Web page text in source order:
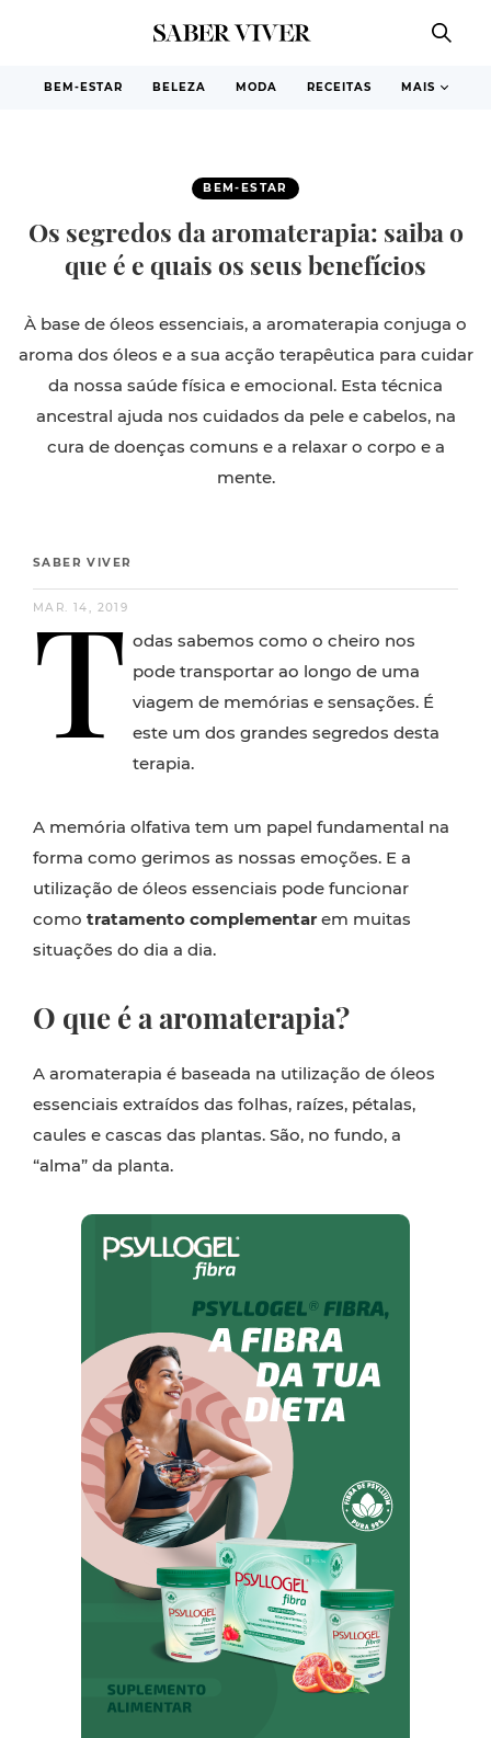
BEM-ESTAR BELEZA MODA RECEITAS MAIS
BEM-ESTAR
Os segredos da aromaterapia: saiba o
que é e quais os seus benefícios
À base de óleos essenciais, a aromaterapia conjuga o
aroma dos óleos e a sua acção terapêutica para cuidar
da nossa saúde física e emocional. Esta técnica
ancestral ajuda nos cuidados da pele e cabelos, na
cura de doenças comuns e a relaxar o corpo e a
mente.
SABER VIVER
MAR. 14, 2019
T odas sabemos como o cheiro nos
pode transportar ao longo de uma
viagem de memórias e sensações. É
este um dos grandes segredos desta
terapia.
A memória olfativa tem um papel fundamental na
forma como gerimos as nossas emoções. E a
utilização de óleos essenciais pode funcionar
como tratamento complementar em muitas
situações do dia a dia.
O que é a aromaterapia?
A aromaterapia é baseada na utilização de óleos
essenciais extraídos das folhas, raízes, pétalas,
caules e cascas das plantas. São, no fundo, a
“alma” da planta.